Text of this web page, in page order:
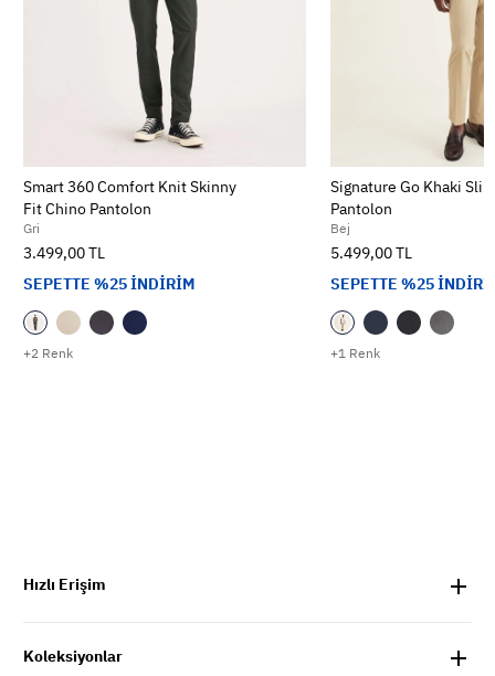
+2 Renk
Smart 360 Comfort Knit Skinny
Fit Chino Pantolon
Gri
3.499,00 TL
SEPETTE %25 İNDİRİM
+1 Renk
Signature Go Khaki
Pantolon
Bej
5.499,00 TL
SEPETTE %25
Hızlı Erişim
Koleksiyonlar